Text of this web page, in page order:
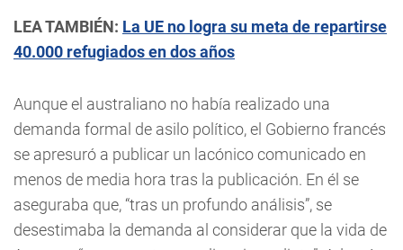
LEA TAMBIÉN: La UE no logra su meta de repartirse
40.000 refugiados en dos años
Aunque el australiano no había realizado una
demanda formal de asilo político, el Gobierno francés
se apresuró a publicar un lacónico comunicado en
menos de media hora tras la publicación. En él se
aseguraba que, “tras un profundo análisis”, se
desestimaba la demanda al considerar que la vida de